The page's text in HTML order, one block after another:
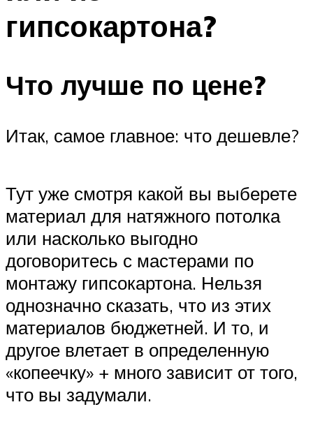
гипсокартона?
Что лучше по цене?
Итак, самое главное: что дешевле?
Тут уже смотря какой вы выберете
материал для натяжного потолка
или насколько выгодно
договоритесь с мастерами по
монтажу гипсокартона. Нельзя
однозначно сказать, что из этих
материалов бюджетней. И то, и
другое влетает в определенную
«копеечку» + много зависит от того,
что вы задумали.